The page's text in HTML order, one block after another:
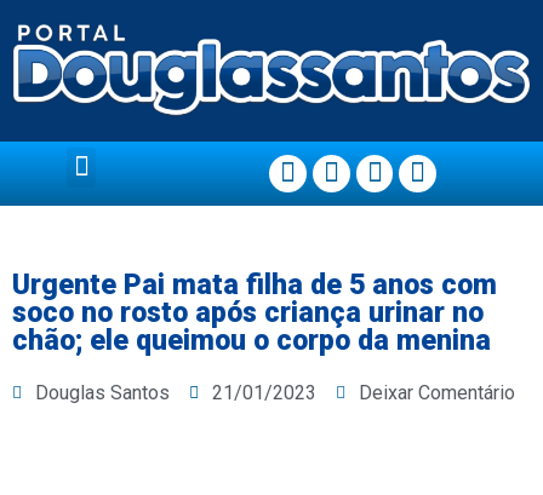
Urgente Pai mata filha de 5 anos com
soco no rosto após criança urinar no
chão; ele queimou o corpo da menina
Douglas Santos 21/01/2023 Deixar Comentário